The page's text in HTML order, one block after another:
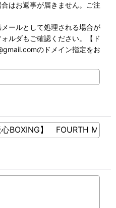
はお返事が届きません。ご注
ールとして処理される場合が
ルダもご確認ください。【ド
のドメイン指定をお